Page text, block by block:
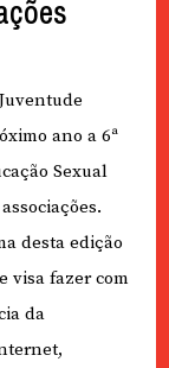
ano a 6ª
Sexual
desta edição
visa fazer com
da